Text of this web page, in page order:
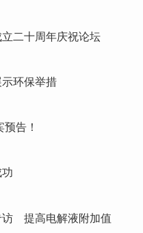
二十周年庆祝论坛
环保举措
告！
访 提高电解液附加值